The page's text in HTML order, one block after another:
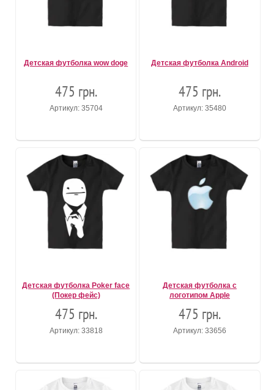
Детская футболка wow doge
475 грн.
Артикул: 35704
Детская футболка Android
475 грн.
Артикул: 35480
Детская футболка Poker face
(Покер фейс)
475 грн.
Артикул: 33818
Детская футболка с
логотипом Apple
475 грн.
Артикул: 33656